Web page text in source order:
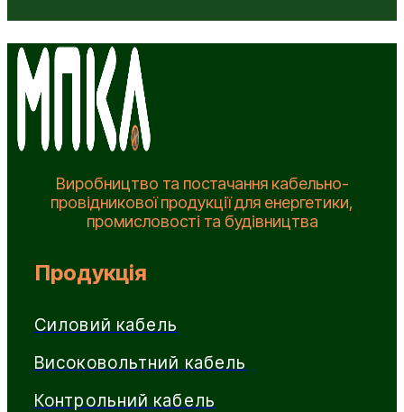
Виробництво та постачання кабельно-
провідникової продукції для енергетики,
промисловості та будівництва
Продукція
Силовий кабель
Високовольтний кабель
Контрольний кабель